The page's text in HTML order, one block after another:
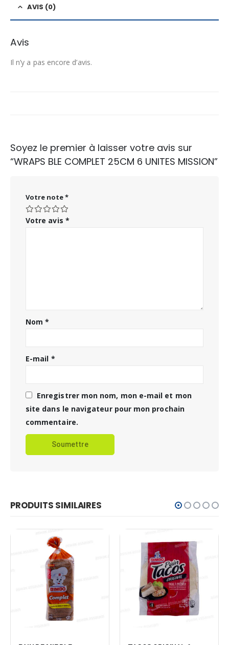
AVIS (0)
Avis
Il n’y a pas encore d’avis.
Soyez le premier à laisser votre avis sur
“WRAPS BLE COMPLET 25CM 6 UNITES MISSION”
Votre note*
Votre avis *
Nom*
E-mail *
Enregistrer mon nom, mon e-mail et mon
site dans le navigateur pour mon prochain
commentaire.
PRODUITS SIMILAIRES